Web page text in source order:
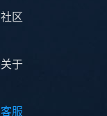
社区
关于
客服